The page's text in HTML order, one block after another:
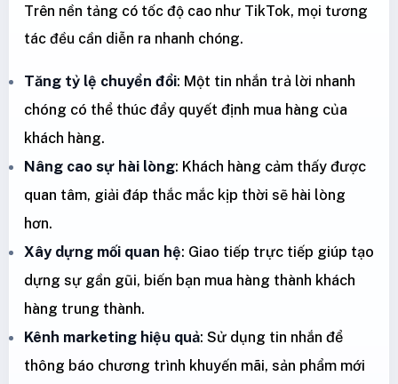
Trên nền tảng có tốc độ cao như TikTok, mọi tương
tác đều cần diễn ra nhanh chóng.
Tăng tỷ lệ chuyển đổi: Một tin nhắn trả lời nhanh
chóng có thể thúc đẩy quyết định mua hàng của
khách hàng.
Nâng cao sự hài lòng: Khách hàng cảm thấy được
quan tâm, giải đáp thắc mắc kịp thời sẽ hài lòng
hơn.
Xây dựng mối quan hệ: Giao tiếp trực tiếp giúp tạo
dựng sự gần gũi, biến bạn mua hàng thành khách
hàng trung thành.
Kênh marketing hiệu quả: Sử dụng tin nhắn để
thông báo chương trình khuyến mãi, sản phẩm mới